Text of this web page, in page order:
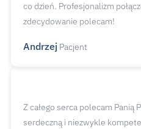
co dzień. Profesjonalizm
zdecydowanie polecam!
Andrzej Pacjent
Z całego serca polecam Panią
serdeczną i niezwykle